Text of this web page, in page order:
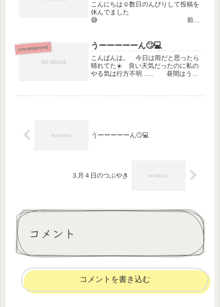
こんにちは☺️数日のんびりして投稿を
休んでました
😅 前回
に住んでいたのでエアコンいらず窓を
開けていれば風が入って涼しくて良か
ったのですが私にはこの...
Uncategorized うーーーーーん🙄💻
こんばんは。 今日は雨だと思ったら
晴れてた☀️ 良い天気だったのに私の
やる気は行方不明...... 昼間はうと
うーーーーーん🙄💻
３月４日のつぶやき
コメント
コメントを書き込む